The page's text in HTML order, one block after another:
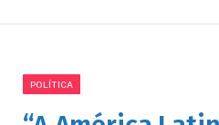
POLÍTICA